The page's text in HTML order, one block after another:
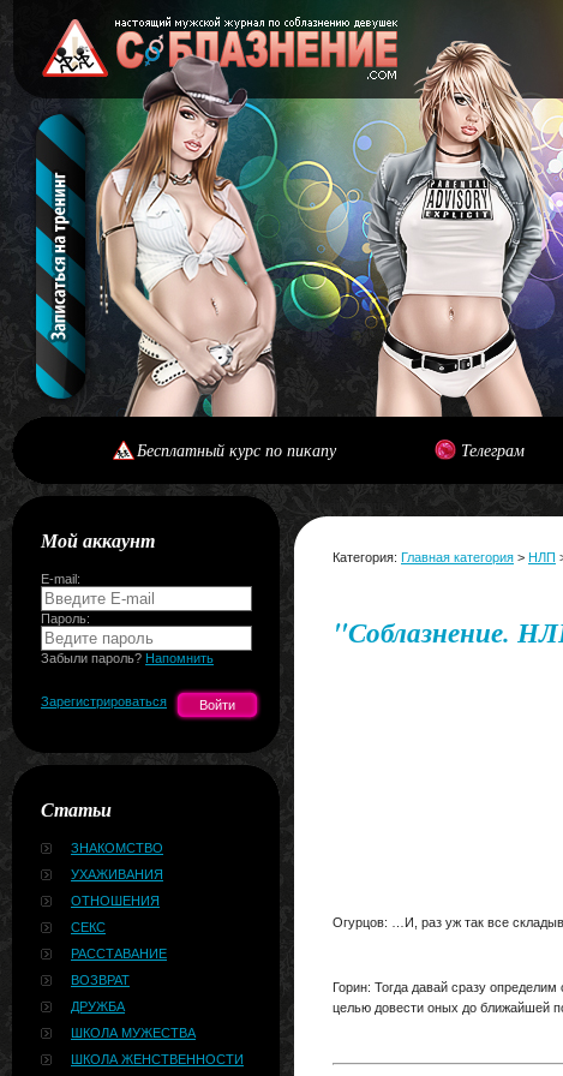
Бесплатный курс по пикапу Телеграм
Мой аккаунт
E-mail:
Пароль:
Забыли пароль? Напомнить
Зарегистрироваться
Статьи
ЗНАКОМСТВО
УХАЖИВАНИЯ
ОТНОШЕНИЯ
СЕКС
РАССТАВАНИЕ
ВОЗВРАТ
ДРУЖБА
ШКОЛА МУЖЕСТВА
ШКОЛА ЖЕНСТВЕННОСТИ
Категория: Главная категория > НЛП
"Соблазнение.
Огурцов: …И, раз уж так все
Горин: Тогда давай сразу
целью довести оных до ближайшей